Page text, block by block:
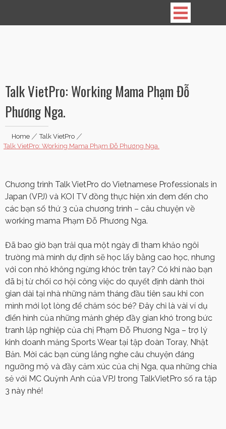
Vietnamese Professionals in Japan
Talk VietPro: Working Mama Phạm Đỗ
Phương Nga.
Home|Talk VietPro|
Talk VietPro: Working Mama Phạm Đỗ Phương Nga.
Chương trình Talk VietPro do Vietnamese Professionals in
Japan (VPJ) và KOI TV đồng thực hiện xin đem đến cho
các bạn số thứ 3 của chương trình – câu chuyện về
working mama Phạm Đỗ Phương Nga.
Đã bao giờ bạn trải qua một ngày đi tham khảo ngôi
trường mà mình dự định sẽ học lấy bằng cao học, nhưng
với con nhỏ không ngừng khóc trên tay? Có khi nào bạn
đã bị từ chối cơ hội công việc do quyết định dành thời
gian dài tại nhà những năm tháng đầu tiên sau khi con
mình mới lọt lòng để chăm sóc bé? Đây chỉ là vài ví dụ
điển hình của những mảnh ghép đầy gian khó trong bức
tranh lập nghiệp của chị Phạm Đỗ Phương Nga – trợ lý
kinh doanh mảng Sports Wear tại tập đoàn Toray, Nhật
Bản. Mời các bạn cùng lắng nghe câu chuyện đáng
ngưỡng mộ và đầy cảm xúc của chị Nga, qua những chia
sẻ với MC Quỳnh Anh của VPJ trong TalkVietPro số ra tập
3 này nhé!